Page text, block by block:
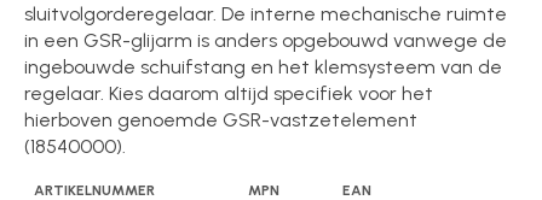
sluitvolgorderegelaar. De interne mechanische ruimte
in een GSR-glijarm is anders opgebouwd vanwege de
ingebouwde schuifstang en het klemsysteem van de
regelaar. Kies daarom altijd specifiek voor het
hierboven genoemde GSR-vastzetelement
(18540000).
ARTIKELNUMMER MPN
EAN